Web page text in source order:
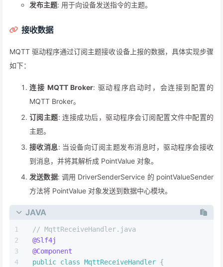
发布主题: 用于向设备发送指令的主题。
接收数据
MQTT 驱动程序通过订阅主题接收设备上报的数据，具体实现步骤
如下：
连接 MQTT Broker: 驱动程序启动时，会连接到配置的
MQTT Broker。
订阅主题: 连接成功后，驱动程序会订阅配置文件中配置的
主题。
接收消息: 当设备向订阅主题发布消息时，驱动程序会接收
到消息，并将其解析成 PointValue 对象。
发送数据: 调用 DriverSenderService 的 pointValueSender
方法将 PointValue 对象发送到数据中心模块。
JAVA
// MqttReceiveHandler.java
@Slf4j
@Component
public class MqttReceiveHandler {